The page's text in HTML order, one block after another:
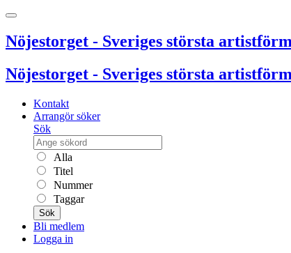
Nöjestorget - Sveriges största
Nöjestorget - Sveriges största
Kontakt
Arrangör söker
Sök
Alla
Titel
Nummer
Taggar
Sök
Bli medlem
Logga in